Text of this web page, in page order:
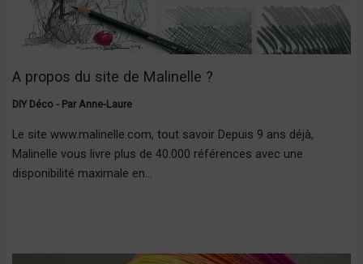
A propos du site de Malinelle ?
DIY Déco- ParAnne-Laure
Le site www.malinelle.com, tout savoir Depuis 9 ans déjà,
Malinelle vous livre plus de 40.000 références avec une
disponibilité maximale en…